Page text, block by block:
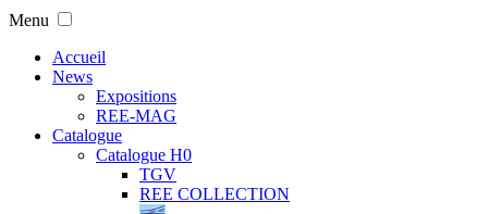
Menu
Accueil
News
Expositions
REE-MAG
Catalogue
Catalogue H0
TGV
REE COLLECTION